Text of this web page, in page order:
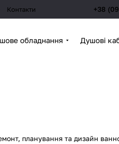
Контакти +38
обладнання Душові
планування та дизайн